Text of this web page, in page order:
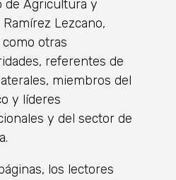
de Agricultura y
Lezcano,
otras
referentes de
miembros del
y líderes
y del sector de
los lectores